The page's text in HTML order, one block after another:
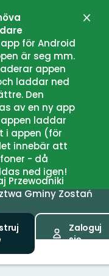
för Android
är seg mm.
appen
laddar ned
Den
av en ny app
laddar
i appen (för
innebär att
- då
ned igen!
Przewodniki
Gminy Zostań
Zaloguj
się